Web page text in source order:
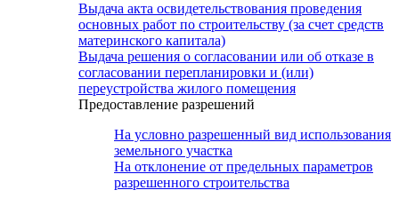
Выдача акта освидетельствования проведения
основных работ по строительству (за счет средств
материнского капитала)
Выдача решения о согласовании или об отказе в
согласовании перепланировки и (или)
переустройства жилого помещения
Предоставление разрешений
На условно разрешенный вид использования
земельного участка
На отклонение от предельных параметров
разрешенного строительства